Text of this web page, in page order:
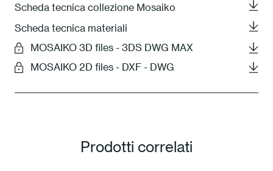
Scheda tecnica collezione Mosaiko
Scheda tecnica materiali
MOSAIKO 3D files - 3DS DWG MAX
MOSAIKO 2D files - DXF - DWG
Prodotti correlati